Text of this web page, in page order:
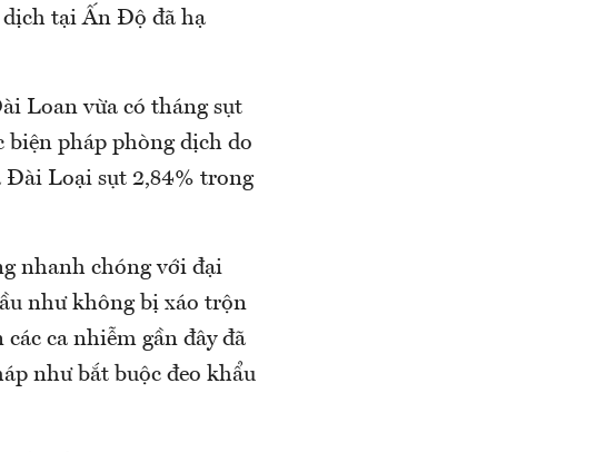
dịch tại Ấn Độ đã hạ
Loan vừa có tháng sụt
pháp phòng dịch do
Đài Loại sụt 2,84% trong
nhanh chóng với đại
như không bị xáo trộn
ca nhiễm gần đây đã
như bắt buộc đeo khẩu